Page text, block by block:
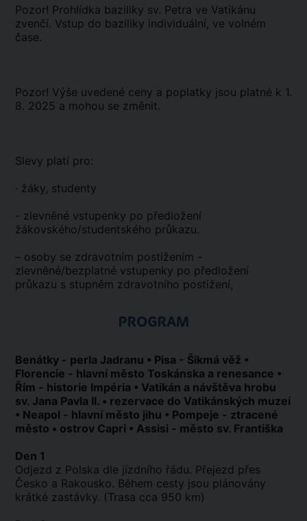
Pozor! Prohlídka baziliky sv. Petra ve Vatikánu
zvenčí. Vstup do baziliky individuální, ve volném
čase.
Pozor! Výše uvedené ceny a poplatky jsou platné k 1.
8. 2025 a mohou se změnit.
Slevy platí pro:
· žáky, studenty
- zlevněné vstupenky po předložení
žákovského/studentského průkazu.
– osoby se zdravotním postižením -
zlevněné/bezplatné vstupenky po předložení
průkazu s stupněm zdravotního postižení,
PROGRAM
Benátky - perla Jadranu • Pisa - Šikmá věž •
Florencie - hlavní město Toskánska a renesance •
Řím - historie Impéria • Vatikán a návštěva hrobu
sv. Jana Pavla II. • rezervace do Vatikánských muzeí
• Neapol - hlavní město jihu • Pompeje - ztracené
město • ostrov Capri • Assisi - město sv. Františka
Den 1
Odjezd z Polska dle jízdního řádu. Přejezd přes
Česko a Rakousko. Během cesty jsou plánovány
krátké zastávky. (Trasa cca 950 km)